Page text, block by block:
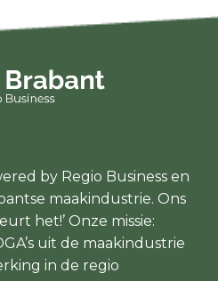
by Regio Business en
maakindustrie. Ons
het!’ Onze missie:
uit de maakindustrie
in de regio